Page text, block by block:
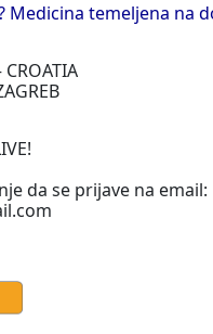
Medicina temeljena na
da se prijave na email: